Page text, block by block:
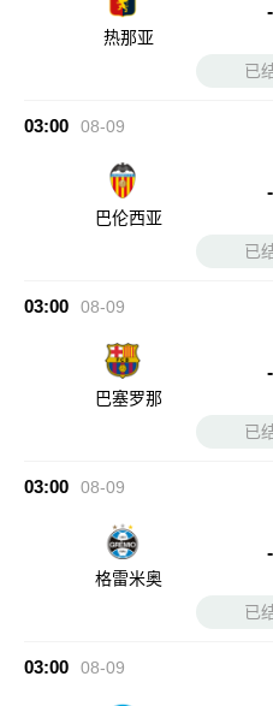
热那亚
-
已
03:00 08-09
巴伦西亚
-
已
03:00 08-09
巴塞罗那
-
已
03:00 08-09
格雷米奥
-
已
03:00 08-09